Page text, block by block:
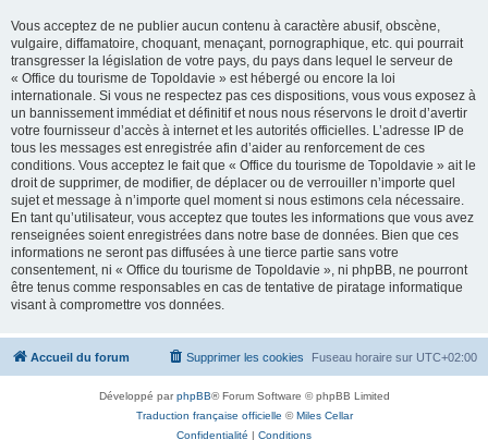
Vous acceptez de ne publier aucun contenu à caractère abusif, obscène,
vulgaire, diffamatoire, choquant, menaçant, pornographique, etc. qui pourrait
transgresser la législation de votre pays, du pays dans lequel le serveur de
« Office du tourisme de Topoldavie » est hébergé ou encore la loi
internationale. Si vous ne respectez pas ces dispositions, vous vous exposez à
un bannissement immédiat et définitif et nous nous réservons le droit d’avertir
votre fournisseur d’accès à internet et les autorités officielles. L’adresse IP de
tous les messages est enregistrée afin d’aider au renforcement de ces
conditions. Vous acceptez le fait que « Office du tourisme de Topoldavie » ait le
droit de supprimer, de modifier, de déplacer ou de verrouiller n’importe quel
sujet et message à n’importe quel moment si nous estimons cela nécessaire.
En tant qu’utilisateur, vous acceptez que toutes les informations que vous avez
renseignées soient enregistrées dans notre base de données. Bien que ces
informations ne seront pas diffusées à une tierce partie sans votre
consentement, ni « Office du tourisme de Topoldavie », ni phpBB, ne pourront
être tenus comme responsables en cas de tentative de piratage informatique
visant à compromettre vos données.
Accueil du forum Fuseau horaire sur UTC+02:00
Supprimer les cookies
Développé parphpBB® Forum Software © phpBB Limited
Traduction française officielle ©Miles Cellar
Confidentialité | Conditions